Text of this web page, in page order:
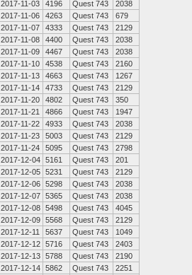
2017-11-03
4196 Quest 743
2038
2017-11-06
4263 Quest 743
679
2017-11-07
4333 Quest 743
2129
2017-11-08
4400 Quest 743
2038
2017-11-09
4467 Quest 743
2038
2017-11-10
4538 Quest 743
2160
2017-11-13
4663 Quest 743
1267
2017-11-14
4733 Quest 743
2129
2017-11-20
4802 Quest 743
350
2017-11-21
4866 Quest 743
1947
2017-11-22
4933 Quest 743
2038
2017-11-23
5003 Quest 743
2129
2017-11-24
5095 Quest 743
2798
2017-12-04 5161 Quest 743
201
2017-12-05 5231 Quest 743
2129
2017-12-06 5298 Quest 743
2038
2017-12-07 5365 Quest 743
2038
2017-12-08 5498 Quest 743
4045
2017-12-09 5568 Quest 743
2129
2017-12-11
5637 Quest 743
1049
2017-12-12 5716 Quest 743
2403
2017-12-13 5788 Quest 743
2190
2017-12-14 5862 Quest 743
2251